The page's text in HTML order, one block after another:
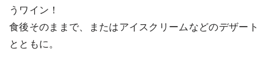
うワイン！
食後そのままで、またはアイスクリームなどのデザート
とともに。